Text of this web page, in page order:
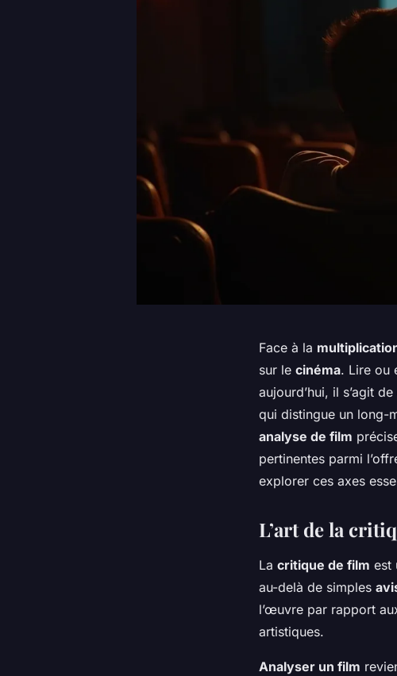
Face à la
sur le cinéma. Lire ou
aujourd’hui, il s’agit
qui distingue un long-
analyse de film
pertinentes parmi
explorer ces axes
L’art de la
La critique de film est
au-delà de simples
l’œuvre par rapport
artistiques.
Analyser un film